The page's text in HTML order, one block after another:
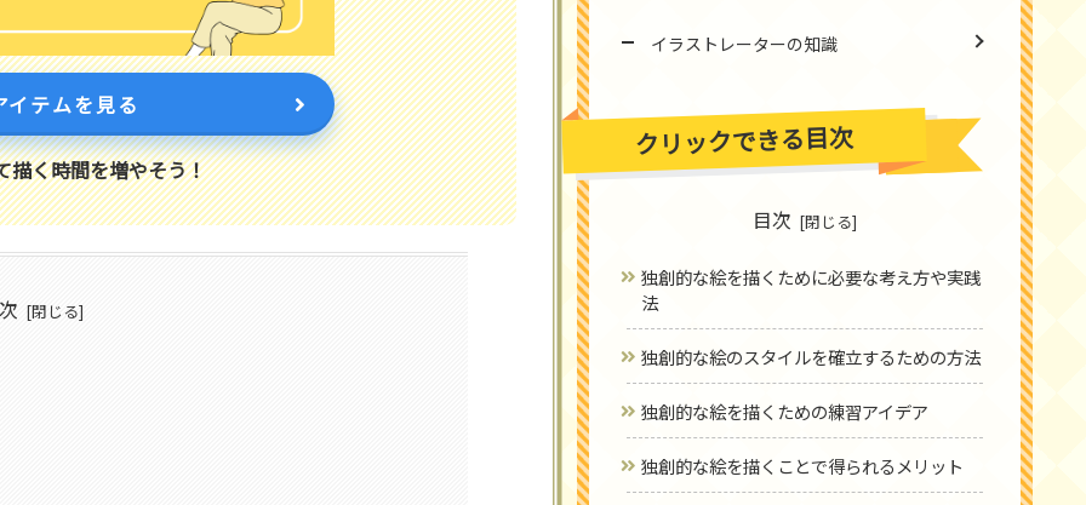
イテムを見る
描く時間を増やそう！
イラストレーターの知識
クリックできる目次
目次
独創的な絵を描くために必要な考え方や実践
法
独創的な絵のスタイルを確立するための方法
独創的な絵を描くための練習アイデア
独創的な絵を描くことで得られるメリット